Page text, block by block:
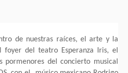
de nuestras raíces, el arte y la
foyer del teatro Esperanza Iris, el
del concierto musical